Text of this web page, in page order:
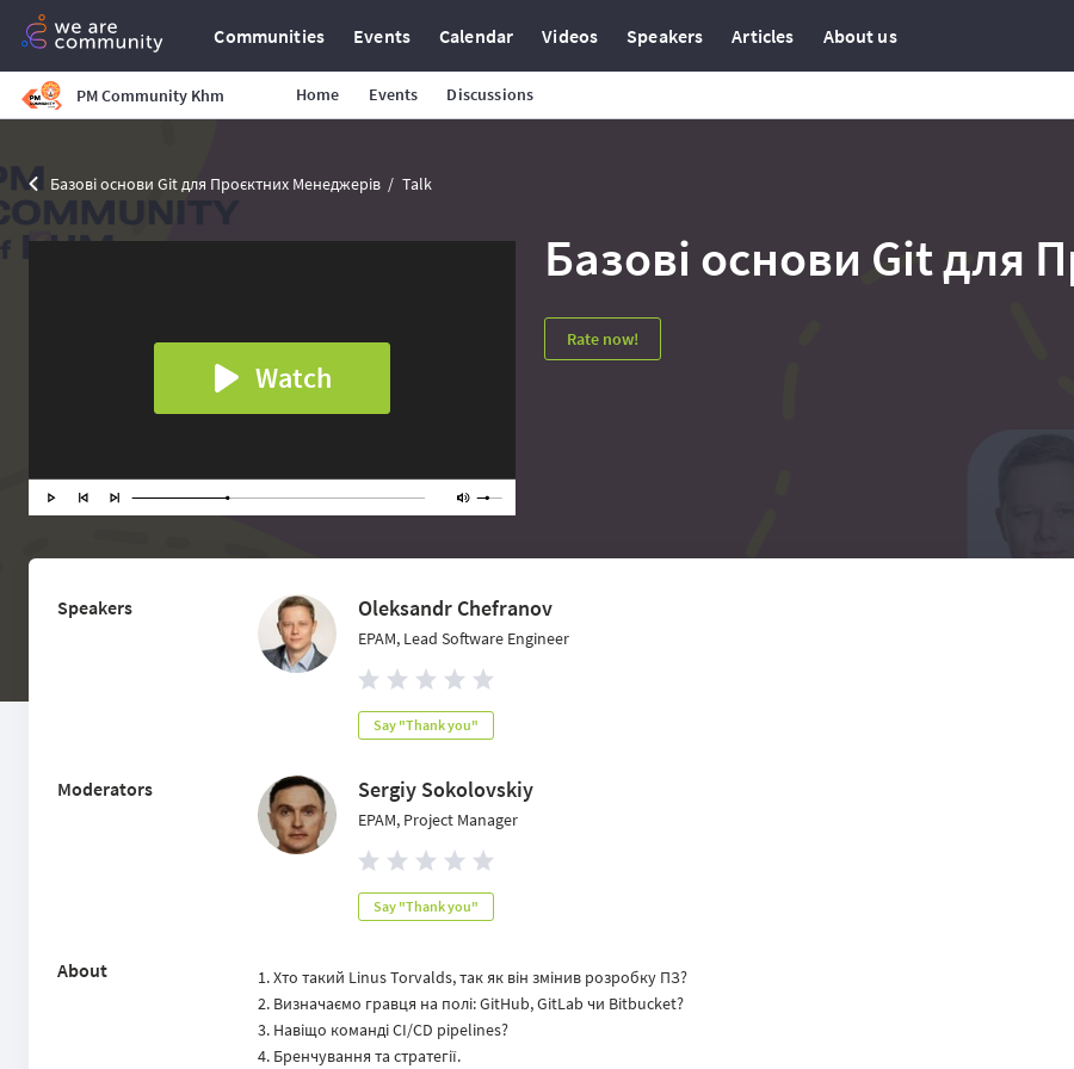
Communities Events Calendar Videos Speakers Articles About us
PM Community Khm Home Events Discussions
Базові основи Git для Проєктних Менеджерів Talk
Watch
Базові основи Git для
Rate now!
Speakers Oleksandr Chefranov
EPAM, Lead Software Engineer
Say "Thank you"
Moderators Sergiy Sokolovskiy
EPAM, Project Manager
Say "Thank you"
About
Хто такий Linus Torvalds, так як він змінив розробку ПЗ?
Визначаємо гравця на полі: GitHub, GitLab чи Bitbucket?
Навіщо команді CI/CD pipelines?
Бренчування та стратегії.